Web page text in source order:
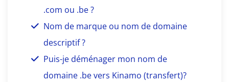
.com ou .be ?
Nom de marque ou nom de domaine
descriptif ?
Puis-je déménager mon nom de
domaine .be vers Kinamo (transfert)?